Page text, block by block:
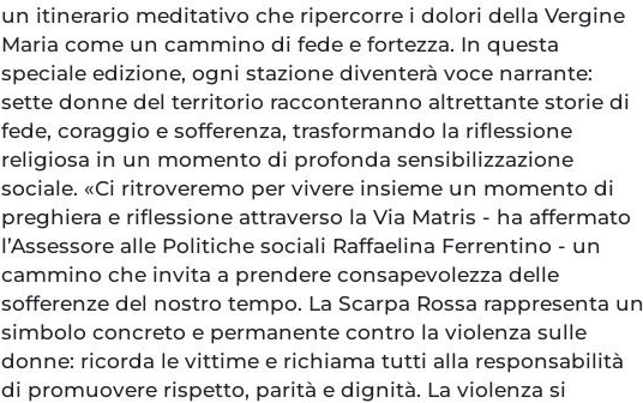
un itinerario meditativo che ripercorre i dolori della Vergine
Maria come un cammino di fede e fortezza. In questa
speciale edizione, ogni stazione diventerà voce narrante:
sette donne del territorio racconteranno altrettante storie di
fede, coraggio e sofferenza, trasformando la riflessione
religiosa in un momento di profonda sensibilizzazione
sociale. «Ci ritroveremo per vivere insieme un momento di
preghiera e riflessione attraverso la Via Matris - ha affermato
l’Assessore alle Politiche sociali Raffaelina Ferrentino - un
cammino che invita a prendere consapevolezza delle
sofferenze del nostro tempo. La Scarpa Rossa rappresenta un
simbolo concreto e permanente contro la violenza sulle
donne: ricorda le vittime e richiama tutti alla responsabilità
di promuovere rispetto, parità e dignità. La violenza si